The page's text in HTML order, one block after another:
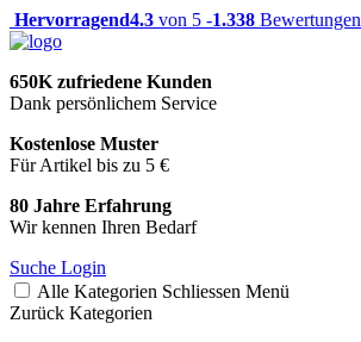
Hervorragend4.3 von 5 -1.338 Bewertungen
650K zufriedene Kunden
Dank persönlichem Service
Kostenlose Muster
Für Artikel bis zu 5 €
80 Jahre Erfahrung
Wir kennen Ihren Bedarf
Suche Login
Alle Kategorien Schliessen Menü
Zurück Kategorien